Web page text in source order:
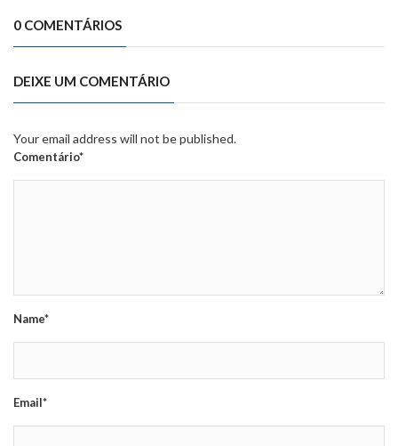
0 COMENTÁRIOS
DEIXE UM COMENTÁRIO
Your email address will not be published.
Comentário*
Name*
Email*